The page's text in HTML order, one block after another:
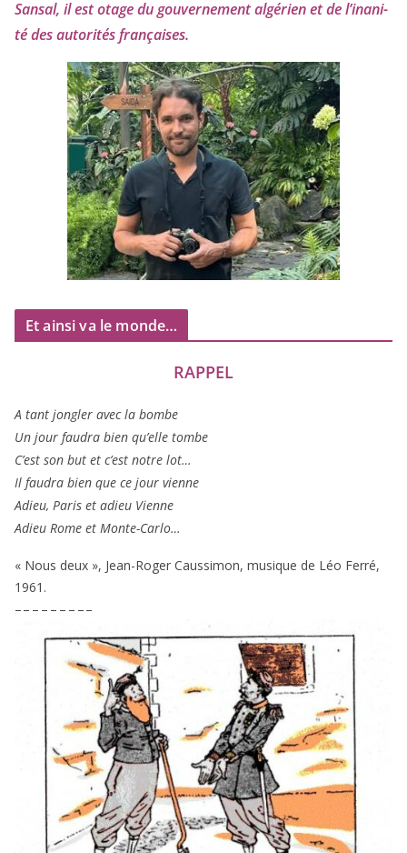
Sansal, il est otage du gou­ver­ne­ment algé­rien et de l’i­na­ni­
té des auto­ri­tés françaises.
Et ainsi va le monde…
RAPPEL
A tant jon­gler avec la bombe
Un jour fau­dra bien qu’elle tombe
C’est son but et c’est notre lot…
Il fau­dra bien que ce jour vienne
Adieu, Paris et adieu Vienne
Adieu Rome et Monte-Carlo…
« Nous deux », Jean-Roger Caussimon, musique de Léo Ferré,
1961 .
– – – – – – – – –